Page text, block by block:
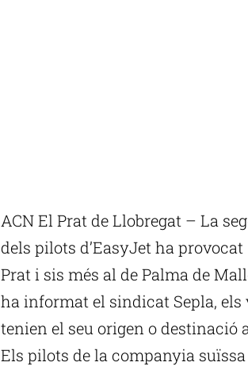
ACN El Prat de Llobregat – La
dels pilots d’EasyJet ha
Prat i sis més al de Palma de
ha informat el sindicat Sepla, els
tenien el seu origen o destinació
Els pilots de la companyia